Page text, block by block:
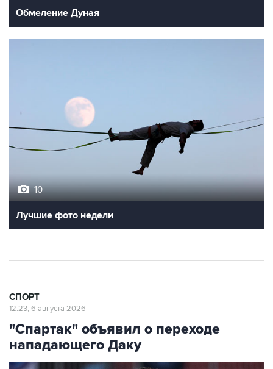
Обмеление Дуная
10
Лучшие фото недели
СПОРТ
12:23, 6 августа 2026
"Спартак" объявил о переходе
нападающего Даку